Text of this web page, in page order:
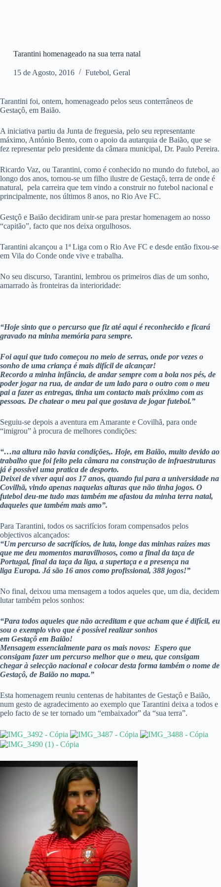
Tarantini homenageado na sua terra natal
15 de Agosto, 2016 Futebol, Geral
Tarantini foi, ontem, homenageado pelos seus conterrâneos de
Gestaçô, em Baião.
A iniciativa partiu da Junta de freguesia, pelo seu representante
máximo, António Bento, com o apoio da autarquia de Baião, que se
fez representar pelo presidente da câmara municipal, Dr. Paulo Pereira.
Ricardo Vaz, ou Tarantini, como é conhecido no mundo do futebol, ao
longo dos anos, tornou-se um filho ilustre de Gestaçô, terra de onde é
natural, pela carreira que tem vindo a construir no futebol nacional e
principalmente, nos últimos 8 anos, no Rio Ave FC.
Gestçô e Baião decidiram unir-se para prestar homenagem ao nosso
“capitão”, facto que nos deixa orgulhosos.
Tarantini alcançou a 1ª Liga com o Rio Ave FC e desde então fixou-se
em Vila do Conde onde vive e trabalha.
No seu discurso, Tarantini, lembrou os primeiros dias de um sonho,
amarrado às fronteiras da interioridade:
“Hoje sinto que o percurso que fiz até aqui é reconhecido e ficará
gravado na minha memória para sempre.
Foi aqui que tudo começou no meio de serras, onde por vezes o
sonho de uma criança é mais difícil de alcançar!
Recordo a minha infância, de andar sempre com a bola nos pés, de
poder jogar na rua, de andar de um lado para o outro com o meu
pai a fazer as entregas, tinha um contacto mais próximo com as
pessoas. De chatear o meu pai que gostava de jogar futebol.”
Seguiu-se depois a aventura em Amarante e Covilhã, para onde
“imigrou” à procura de melhores condições:
“…na altura não havia condições,. Hoje, em Baião, muito devido ao
trabalho que foi feito pela câmara na construção de infraestruturas
já é possível uma pratica de desporto.
Deixei de viver aqui aos 17 anos, quando fui para a universidade na
Covilhã, vindo apenas naquelas alturas que não tinha jogos. O
futebol deu-me tudo mas também me afastou da minha terra natal,
daqueles que também mais amo”.
Para Tarantini, todos os sacrifícios foram compensados pelos
objectivos alcançados:
“Um percurso de sacrifícios, de luta, longe das minhas raízes mas
que me deu momentos maravilhosos, como a final da taça de
Portugal, final da taça da liga, a supertaça e a presença na
liga Europa. Já são 16 anos como profissional, 388 jogos!”
No final, deixou uma mensagem a todos aqueles que, um dia, decidem
lutar também pelos sonhos:
“Para todos aqueles que não acreditam e que acham que é difícil, eu
sou o exemplo vivo que é possível realizar sonhos
em Gestaçô em Baião!
Mensagem essencialmente para os mais novos: Espero que
consigam fazer um percurso melhor que o meu, que consigam
chegar à selecção nacional e colocar desta forma também o nome de
Gestaçô, de Baião no mapa.”
Esta homenagem reuniu centenas de habitantes de Gestaçô e Baião,
num gesto de agradecimento ao exemplo que Tarantini deixa a todos e
pelo facto de se ter tornado um “embaixador” da “sua terra”.